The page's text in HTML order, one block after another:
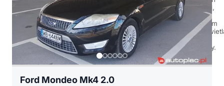
Ford Mondeo Mk4 2.0